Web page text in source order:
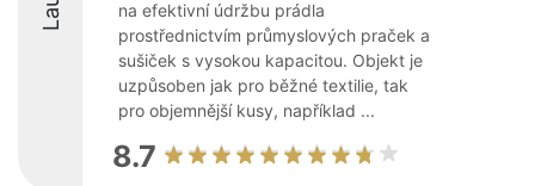
na efektivní údržbu prádla
prostřednictvím průmyslových praček a
sušiček s vysokou kapacitou. Objekt je
uzpůsoben jak pro běžné textilie, tak
pro objemnější kusy, například ...
8.7